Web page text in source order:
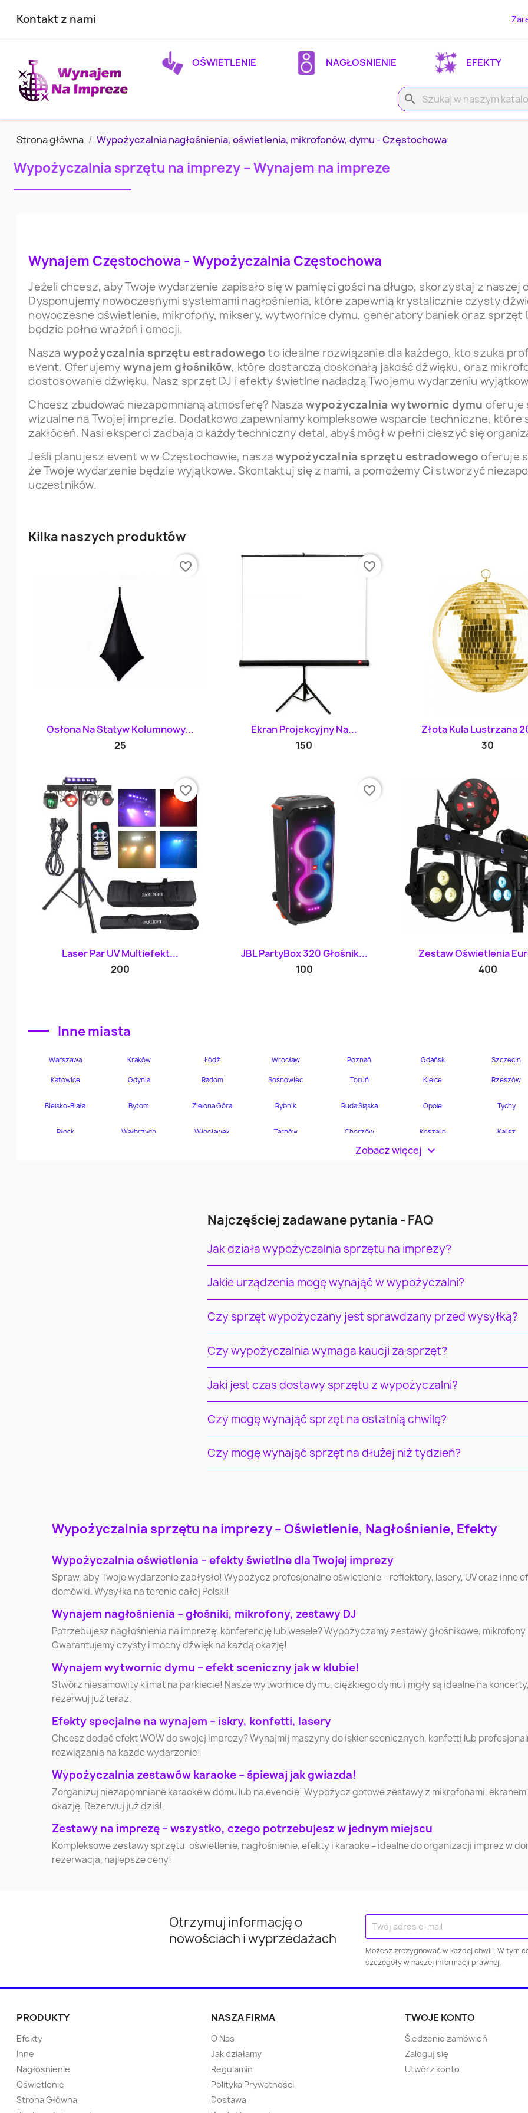
Kontakt z nami
OŚWIETLENIE NAGŁOSNIENIE EFEKTY
search
Strona główna Wypożyczalnia nagłośnienia, oświetlenia, mikrofonów, dymu - Częstochowa
Wypożyczalnia sprzętu na imprezy – Wynajem na impreze
Wynajem Częstochowa - Wypożyczalnia Częstochowa
Jeżeli chcesz, aby Twoje wydarzenie zapisało się w pamięci gości na długo, skorzystaj z
Dysponujemy nowoczesnymi systemami nagłośnienia, które zapewnią krystalicznie czysty
nowoczesne oświetlenie, mikrofony, miksery, wytwornice dymu, generatory baniek oraz sprzęt
będzie pełne wrażeń i emocji.
Nasza wypożyczalnia sprzętu estradowego to idealne rozwiązanie dla każdego, kto szuka
event. Oferujemy wynajem głośników, które dostarczą doskonałą jakość dźwięku, oraz
dostosowanie dźwięku. Nasz sprzęt DJ i efekty świetlne nadadzą Twojemu wydarzeniu
Chcesz zbudować niezapomnianą atmosferę? Nasza wypożyczalnia wytwornic dymu oferuje
wizualne na Twojej imprezie. Dodatkowo zapewniamy kompleksowe wsparcie techniczne,
zakłóceń. Nasi eksperci zadbają o każdy techniczny detal, abyś mógł w pełni cieszyć się
Jeśli planujesz event w w Częstochowie, nasza wypożyczalnia sprzętu estradowego oferuje
że Twoje wydarzenie będzie wyjątkowe. Skontaktuj się z nami, a pomożemy Ci stworzyć
uczestników.
Kilka naszych produktów
Szybki podgląd
Osłona Na Statyw Kolumnowy...
25
favorite_border
Szybki podgląd
Ekran Projekcyjny Na...
150
favorite_border
Szybki
Złota Kula Lustrzana
30
Szybki podgląd
Laser Par UV Multiefekt...
200
favorite_border
Szybki podgląd
JBL PartyBox 320 Głośnik...
100
favorite_border
Szybki
Zestaw Oświetlenia
400
Inne miasta
Bielsko-Biała Bytom Zielona Góra Rybnik Ruda
Płock Wałbrzych Włocławek
Jaworzno Jastrzębie-Zdrój Nowy Sącz
Ostrołęka Suwałki Łomża Leszno Zamość
Kędzierzyn-Koźle Starachowice Piła
Mazowiecki
Nysa Ełk Chełm
Nowa Sól
Wałcz Nowy Targ Lubliniec Cieszyn
Kłodzko
Kwidzyn Jarosław Puławy
Pabianice Ropczyce
Strzelce Opolskie Błonie
Ostrzeszów Skarszewy
Zobacz więcej >
Najczęściej zadawane pytania - FAQ
Jak działa wypożyczalnia sprzętu na imprezy?
Jakie urządzenia mogę wynająć w wypożyczalni?
Czy sprzęt wypożyczany jest sprawdzany przed wysyłką?
Czy wypożyczalnia wymaga kaucji za sprzęt?
Jaki jest czas dostawy sprzętu z wypożyczalni?
Czy mogę wynająć sprzęt na ostatnią chwilę?
Czy mogę wynająć sprzęt na dłużej niż tydzień?
Wypożyczalnia sprzętu na imprezy – Oświetlenie, Nagłośnienie, Efekty
Wypożyczalnia oświetlenia – efekty świetlne dla Twojej imprezy
Spraw, aby Twoje wydarzenie zabłysło! Wypożycz profesjonalne oświetlenie – reflektory, lasery, UV oraz inne
domówki. Wysyłka na terenie całej Polski!
Wynajem nagłośnienia – głośniki, mikrofony, zestawy DJ
Potrzebujesz nagłośnienia na imprezę, konferencję lub wesele? Wypożyczamy zestawy głośnikowe,
Gwarantujemy czysty i mocny dźwięk na każdą okazję!
Wynajem wytwornic dymu – efekt sceniczny jak w klubie!
Stwórz niesamowity klimat na parkiecie! Nasze wytwornice dymu, ciężkiego dymu i mgły są idealne na
rezerwuj już teraz.
Efekty specjalne na wynajem – iskry, konfetti, lasery
Chcesz dodać efekt WOW do swojej imprezy? Wynajmij maszyny do iskier scenicznych, konfetti lub
rozwiązania na każde wydarzenie!
Wypożyczalnia zestawów karaoke – śpiewaj jak gwiazda!
Zorganizuj niezapomniane karaoke w domu lub na evencie! Wypożycz gotowe zestawy z mikrofonami,
okazję. Rezerwuj już dziś!
Zestawy na imprezę – wszystko, czego potrzebujesz w jednym miejscu
Kompleksowe zestawy sprzętu: oświetlenie, nagłośnienie, efekty i karaoke – idealne do organizacji imprez w
rezerwacja, najlepsze ceny!
Otrzymuj informację o
nowościach i wyprzedażach
Możesz zrezygnować w każdej chwili. W tym
szczegóły w naszej informacji prawnej.
PRODUKTY
Efekty
Inne
Nagłosnienie
Oświetlenie
Strona Główna
NASZA FIRMA
O Nas
Jak działamy
Regulamin
Polityka Prywatności
Dostawa
TWOJE KONTO
Śledzenie zamówień
Zaloguj się
Utwórz konto